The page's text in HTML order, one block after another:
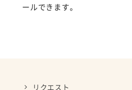
ールできます。
リクエスト